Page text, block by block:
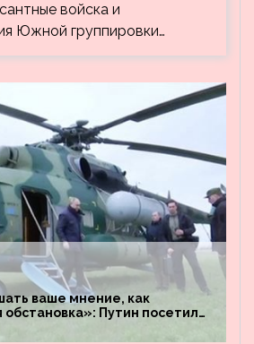
войска и
Южной группировки…
ваше мнение, как
обстановка»: Путин посетил